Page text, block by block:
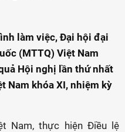
làm việc, Đại hội đại
(MTTQ) Việt Nam
Hội nghị lần thứ nhất
Nam khóa XI, nhiệm kỳ
Nam, thực hiện Điều lệ